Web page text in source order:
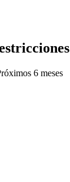
6 meses